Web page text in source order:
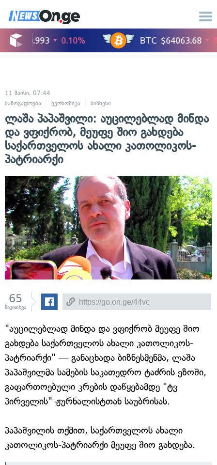
11 მაისი, 07:44
საზოგადოება
ეკონომიკა ბიზნესი
ლაშა პაპაშვილი: აუცილებლად მინდა
და ვფიქრობ, მეუფე შიო გახდება
საქართველოს ახალი კათოლიკოს-
პატრიარქი
65
წაკითხვა
"აუცილებლად მინდა და ვფიქრობ მეუფე შიო
გახდება საქართველოს ახალი კათოლიკოს-
პატრიარქი" — განაცხადა ბიზნესმენმა, ლაშა
პაპაშვილმა სამების საკათედრო ტაძრის ეზოში,
გაფართოებული კრების დაწყებამდე "ტვ
პირველის" ჟურნალისტთან საუბრისას.
პაპაშვილის თქმით, საქართველოს ახალი
კათოლიკოს-პატრიარქი მეუფე შიო გახდება.